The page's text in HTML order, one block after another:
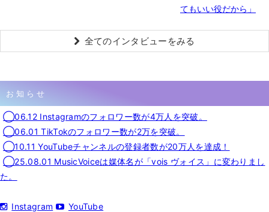
てもいい役だから」
全てのインタビューをみる
お知らせ
◯06.12 Instagramのフォロワー数が4万人を突破。
◯06.01 TikTokのフォロワー数が2万を突破。
◯10.11 YouTubeチャンネルの登録者数が20万人を達成！
◯25.08.01 MusicVoiceは媒体名が「vois ヴォイス」に変わりまし
た。
Instagram YouTube